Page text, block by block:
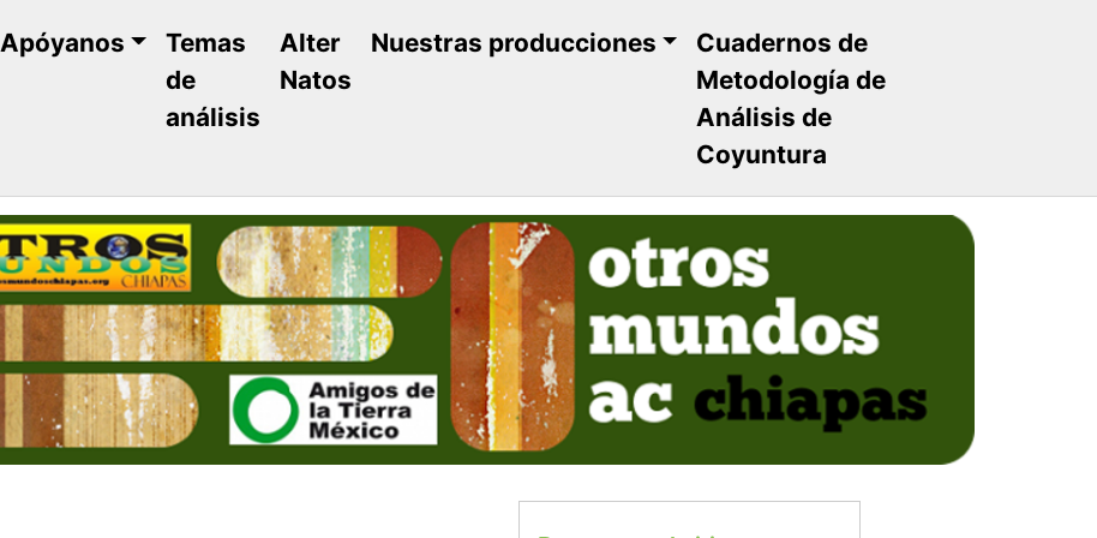
Apóyanos
Temas
de
análisis
Alter
Natos
Nuestras producciones
Cuadernos de
Metodología de
Análisis de
Coyuntura